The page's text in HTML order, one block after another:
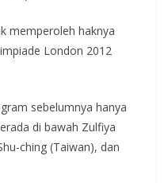
memperoleh haknya
London 2012
sebelumnya hanya
di bawah Zulfiya
ching (Taiwan), dan